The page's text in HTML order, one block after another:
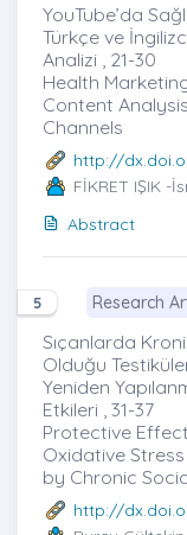
YouTube’da
Türkçe ve
Analizi , 21-30
Health
Content
Channels
http://
FİKRET IŞIK -
Abstract
5 Research
Sıçanlarda
Olduğu
Yeniden
Etkileri , 31-37
Protective
Oxidative
by Chronic
http://